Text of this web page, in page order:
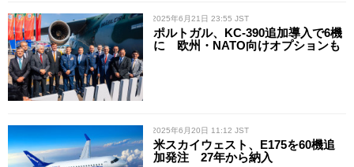
/ 2025年6月21日 23:55 JST
ポルトガル、KC-390追加導入で6機
に 欧州・NATO向けオプションも
/ 2025年6月20日 11:12 JST
米スカイウェスト、E175を60機追
加発注 27年から納入